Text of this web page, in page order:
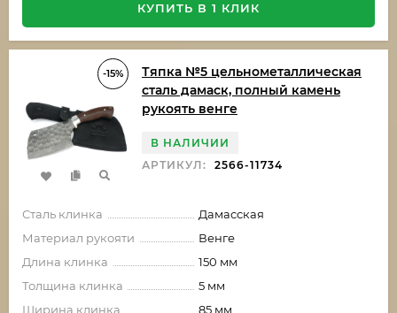
КУПИТЬ В 1 КЛИК
-15%
Тяпка №5 цельнометаллическая
сталь дамаск, полный камень
рукоять венге
В НАЛИЧИИ
АРТИКУЛ:
2566-11734
Сталь клинка
Дамасская
Материал рукояти
Венге
Длина клинка
150 мм
Толщина клинка
5 мм
Ширина клинка
85 мм